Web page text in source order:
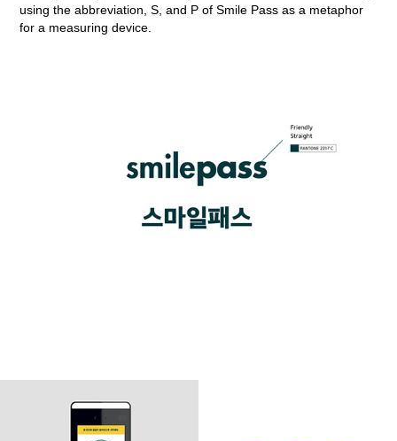
using the abbreviation, S, and P of Smile Pass as a metaphor
for a measuring device.